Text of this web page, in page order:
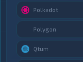
Polkadot
Polygon
Qtum